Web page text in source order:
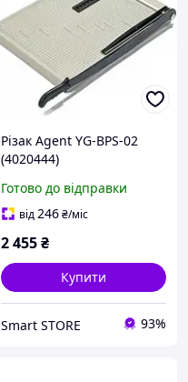
Різак Agent YG-BPS-02
(4020444)
Готово до відправки
від246₴/міс
2 455₴
Купити
Smart STORE 93%